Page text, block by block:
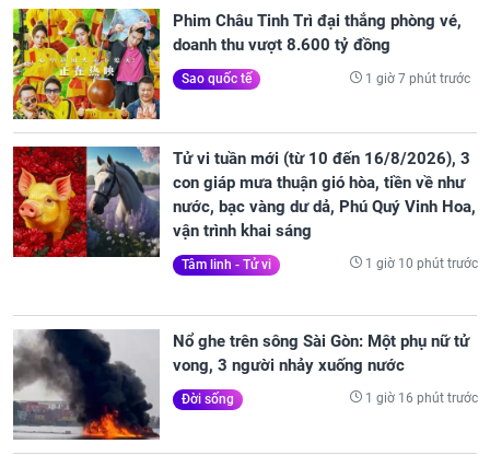
Phim Châu Tinh Trì đại thắng phòng vé,
doanh thu vượt 8.600 tỷ đồng
Sao quốc tế 1 giờ 7 phút trước
Tử vi tuần mới (từ 10 đến 16/8/2026), 3
con giáp mưa thuận gió hòa, tiền về như
nước, bạc vàng dư dả, Phú Quý Vinh Hoa,
vận trình khai sáng
Tâm linh - Tử vi 1 giờ 10 phút trước
Nổ ghe trên sông Sài Gòn: Một phụ nữ tử
vong, 3 người nhảy xuống nước
Đời sống 1 giờ 16 phút trước